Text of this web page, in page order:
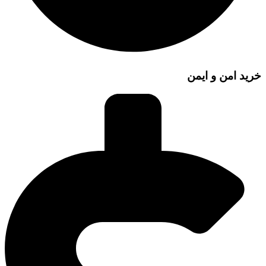
خرید امن و ایمن